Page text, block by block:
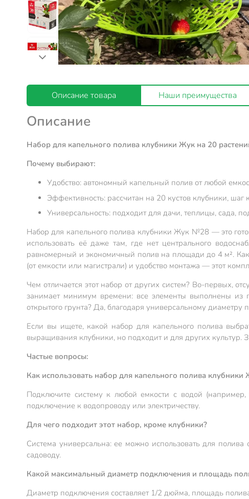
Описание товара Наши преимущества
Описание
Набор для капельного полива клубники Жук на 20
Почему выбирают:
Удобство: автономный капельный полив от любой
Эффективность: рассчитан на 20 кустов клубники,
Универсальность: подходит для дачи, теплицы, сада,
Набор для капельного полива клубники Жук №28 — это
использовать её даже там, где нет центрального
равномерный и экономичный полив на площади до 4 м². Как
(от емкости или магистрали) и удобство монтажа — этот
Чем отличается этот набор от других систем? Во-первых,
занимает минимум времени: все элементы выполнены из
открытого грунта? Да, благодаря универсальному
Если вы ищете, какой набор для капельного полива
выращивания клубники, но подходит и для других культур.
Частые вопросы:
Как использовать набор для капельного полива
Подключите систему к любой емкости с водой
подключение к водопроводу или электричеству.
Для чего подходит этот набор, кроме клубники?
Система универсальна: ее можно использовать для
садоводу.
Какой максимальный диаметр подключения и площадь
Диаметр подключения составляет 1/2 дюйма, площадь